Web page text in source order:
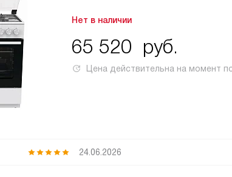
Нет в наличии
65 520 руб.
Цена действительна на момент
24.06.2026